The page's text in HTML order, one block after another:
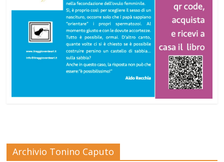
Archivio Tonino Caputo